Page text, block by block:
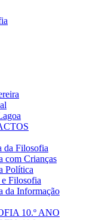
da Filosofia
com Crianças
Política
Filosofia
da Informação
10.º ANO